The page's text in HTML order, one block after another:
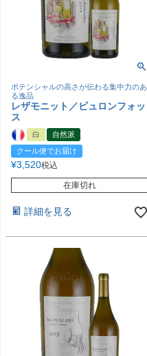
ポテンシャルの高さが伝わる集中力のあ
る逸品
レザモニット／ビュロンフォッ
ス
白
自然派
クール便でお届け
¥3,520税込
在庫切れ
詳細を見る